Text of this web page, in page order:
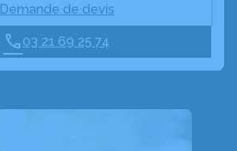
Demande de devis
03 21 69 25 74